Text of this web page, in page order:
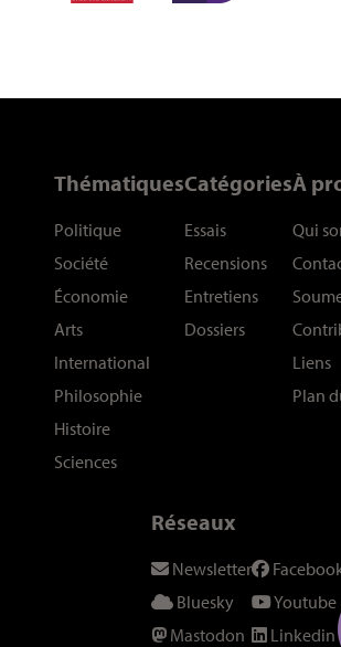
Thématiques
Politique
Société
Économie
Arts
International
Philosophie
Histoire
Sciences
Catégories
Essais
Recensions
Entretiens
Dossiers
À
Qui
Liens
Plan
Réseaux
Newsletter
Bluesky
Mastodon
Youtube
Linkedin